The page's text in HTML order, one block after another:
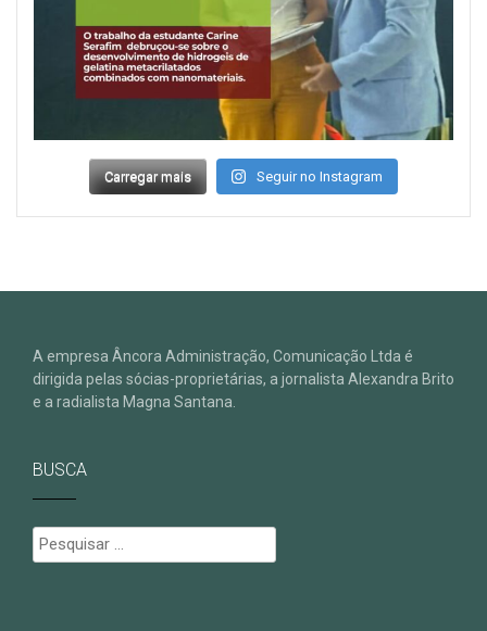
Carregar mais Seguir no Instagram
A empresa Âncora Administração, Comunicação Ltda é
dirigida pelas sócias-proprietárias, a jornalista Alexandra Brito
e a radialista Magna Santana.
BUSCA
Pesquisar
por: